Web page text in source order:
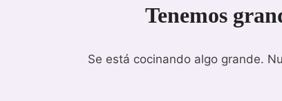
Tenemos
Se está cocinando algo grande.